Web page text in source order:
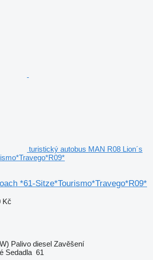
turistický autobus MAN R08 Lion´s
*61-Sitze*Tourismo*Travego*R09*
Kč
Palivo diesel Zavěšení
Sedadla 61